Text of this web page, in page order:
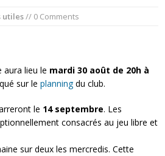
utiles// 0 Comments
aura lieu le mardi 30 août de 20h à
sur le planningdu club.
le 14 septembre. Les
consacrés au jeu libre et
sur deux les mercredis. Cette